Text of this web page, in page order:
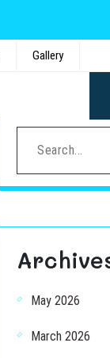
Gallery
Search
for:
May 2026
March 2026